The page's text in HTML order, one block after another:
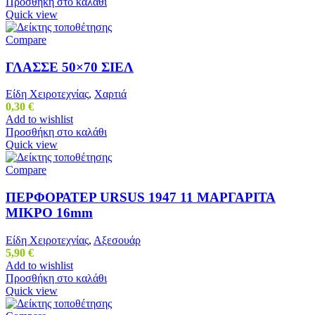
Quick view
Compare
ΓΛΑΣΣΕ 50×70 ΣΙΕΛ
Είδη Χειροτεχνίας, Χαρτιά
0,30 €
Add to wishlist
Προσθήκη στο καλάθι
Quick view
Compare
ΠΕΡΦΟΡΑΤΕΡ URSUS 1947 11 ΜΑΡΓΑΡΙΤΑ
ΜΙΚΡΟ 16mm
Είδη Χειροτεχνίας, Αξεσουάρ
5,90 €
Add to wishlist
Προσθήκη στο καλάθι
Quick view